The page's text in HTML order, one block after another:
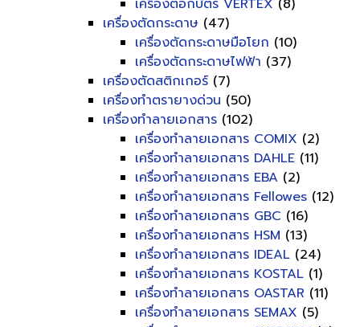
เครื่องตอกบัตร VERTEX (8)
เครื่องตัดกระดาษ (47)
เครื่องตัดกระดาษมือโยก (10)
เครื่องตัดกระดาษไฟฟ้า (37)
เครื่องตัดสติกเกอร์ (7)
เครื่องทำตรายางด่วน (50)
เครื่องทำลายเอกสาร (102)
เครื่องทำลายเอกสาร COMIX (2)
เครื่องทำลายเอกสาร DAHLE (11)
เครื่องทำลายเอกสาร EBA (2)
เครื่องทำลายเอกสาร Fellowes (12)
เครื่องทำลายเอกสาร GBC (16)
เครื่องทำลายเอกสาร HSM (13)
เครื่องทำลายเอกสาร IDEAL (24)
เครื่องทำลายเอกสาร KOSTAL (1)
เครื่องทำลายเอกสาร OASTAR (11)
เครื่องทำลายเอกสาร SEMAX (5)